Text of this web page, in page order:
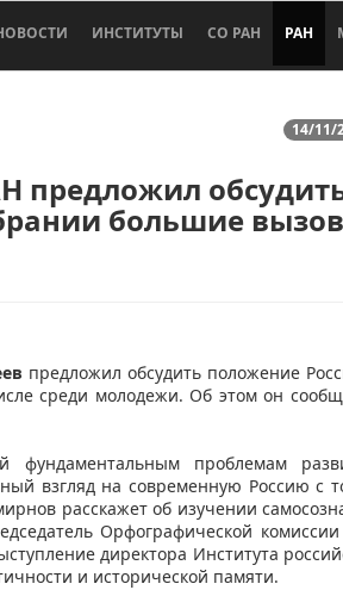
ИНСТИТУТЫ СО РАН РАН
14/11/
предложил
большие
предложил обсудить положение
среди молодежи. Об этом он
проблемам
взгляд на современную Россию с
расскажет об изучении
Орфографической
директора Института
и исторической памяти.